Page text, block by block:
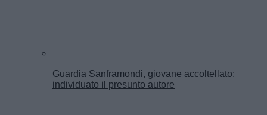
Guardia Sanframondi, giovane accoltellato:
individuato il presunto autore